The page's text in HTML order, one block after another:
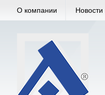
О компании Новости